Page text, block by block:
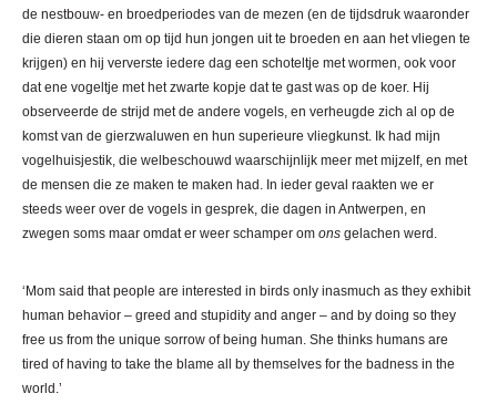
de nestbouw- en broedperiodes van de mezen (en de tijdsdruk waaronder
die dieren staan om op tijd hun jongen uit te broeden en aan het vliegen te
krijgen) en hij ververste iedere dag een schoteltje met wormen, ook voor
dat ene vogeltje met het zwarte kopje dat te gast was op de koer. Hij
observeerde de strijd met de andere vogels, en verheugde zich al op de
komst van de gierzwaluwen en hun superieure vliegkunst. Ik had mijn
vogelhuisjestik, die welbeschouwd waarschijnlijk meer met mijzelf, en met
de mensen die ze maken te maken had. In ieder geval raakten we er
steeds weer over de vogels in gesprek, die dagen in Antwerpen, en
zwegen soms maar omdat er weer schamper om ons gelachen werd.
‘Mom said that people are interested in birds only inasmuch as they exhibit
human behavior – greed and stupidity and anger – and by doing so they
free us from the unique sorrow of being human. She thinks humans are
tired of having to take the blame all by themselves for the badness in the
world.’